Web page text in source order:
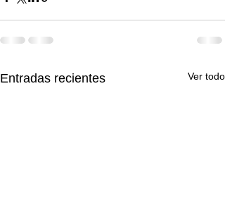
Entradas recientes Ver todo